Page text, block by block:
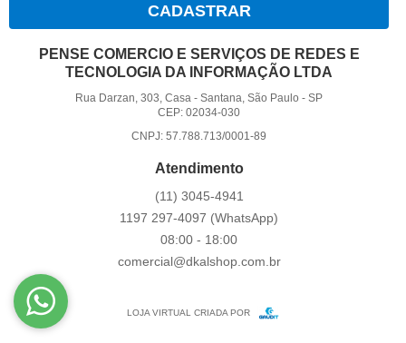
CADASTRAR
PENSE COMERCIO E SERVIÇOS DE REDES E
TECNOLOGIA DA INFORMAÇÃO LTDA
Rua Darzan, 303, Casa -Santana, São Paulo -SP
CEP: 02034-030
CNPJ: 57.788.713/0001-89
Atendimento
(11) 3045-4941
1197 297-4097 (WhatsApp)
08:00 - 18:00
comercial@dkalshop.com.br
LOJA VIRTUAL CRIADA POR